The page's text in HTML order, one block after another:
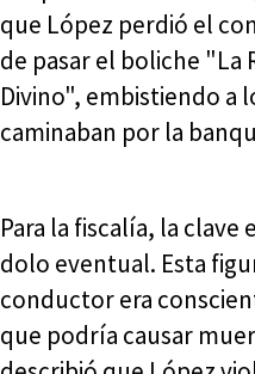
que López perdió el
de pasar el boliche "La
Divino", embistiendo a
caminaban por la
Para la fiscalía, la
dolo eventual. Esta
conductor era
que podría causar